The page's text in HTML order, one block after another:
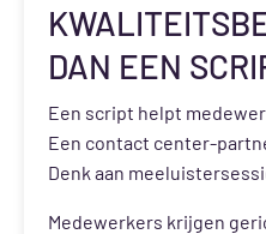
DAN EEN
Een script helpt
Een contact center-
Denk aan
Medewerkers krijgen